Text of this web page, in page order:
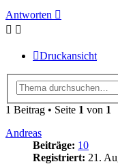
Antworten
Druckansicht
1 Beitrag • Seite 1 von 1
Andreas
Beiträge: 10
Registriert: 21.